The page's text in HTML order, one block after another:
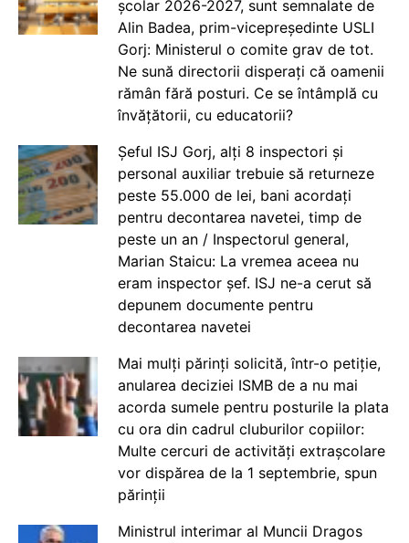
școlar 2026-2027, sunt semnalate de
Alin Badea, prim-vicepreședinte USLI
Gorj: Ministerul o comite grav de tot.
Ne sună directorii disperați că oamenii
rămân fără posturi. Ce se întâmplă cu
învățătorii, cu educatorii?
Șeful ISJ Gorj, alți 8 inspectori și
personal auxiliar trebuie să returneze
peste 55.000 de lei, bani acordați
pentru decontarea navetei, timp de
peste un an / Inspectorul general,
Marian Staicu: La vremea aceea nu
eram inspector șef. ISJ ne-a cerut să
depunem documente pentru
decontarea navetei
Mai mulți părinți solicită, într-o petiție,
anularea deciziei ISMB de a nu mai
acorda sumele pentru posturile la plata
cu ora din cadrul cluburilor copiilor:
Multe cercuri de activități extrașcolare
vor dispărea de la 1 septembrie, spun
părinții
Ministrul interimar al Muncii Dragos